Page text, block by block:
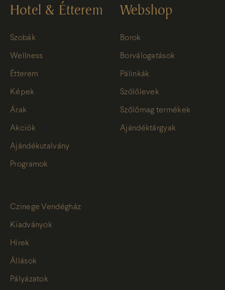
Hotel & Étterem
Szobák
Wellness
Étterem
Képek
Árak
Akciók
Ajándékutalvány
Programok
Webshop
Borok
Borválogatások
Pálinkák
Szőlőlevek
Szőlőmag termékek
Ajándéktárgyak
Czinege Vendégház
Kiadványok
Hírek
Állások
Pályázatok